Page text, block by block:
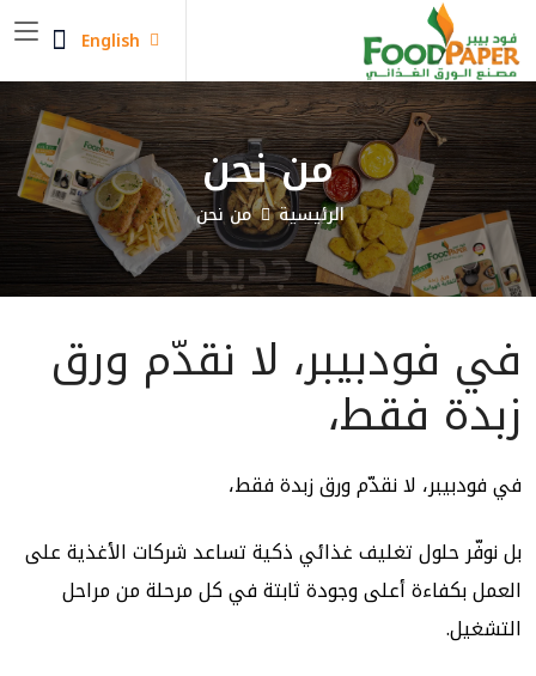
English
من نحن
الرئيسية من نحن
في فودبيبر، لا نقدّم ورق
زبدة فقط،
فيفودبيبر، لا نقدّم ورق زبدة فقط،
بل نوفّرحلول تغليف غذائي ذكيةتساعد شركات الأغذية على
العمل بكفاءة أعلى وجودة ثابتة في كل مرحلة من مراحل
التشغيل.